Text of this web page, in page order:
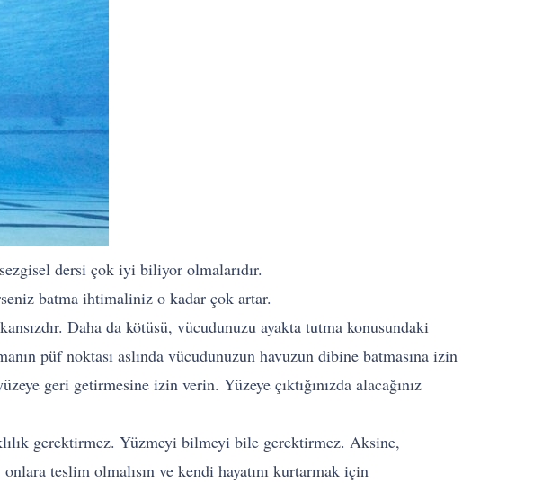
dersi çok iyi biliyor olmalarıdır.
batma ihtimaliniz o kadar çok artar.
Daha da kötüsü, vücudunuzu ayakta tutma konusundaki
püf noktası aslında vücudunuzun havuzun dibine batmasına izin
geri getirmesine izin verin. Yüzeye çıktığınızda alacağınız
gerektirmez. Yüzmeyi bilmeyi bile gerektirmez. Aksine,
teslim olmalısın ve kendi hayatını kurtarmak için